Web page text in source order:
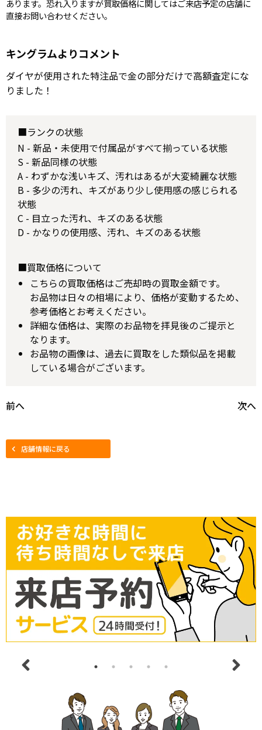
あります。恐れ入りますが買取価格に関してはご来店予定の店舗に
直接お問い合わせください。
キングラムよりコメント
ダイヤが使用された特注品で金の部分だけで高額査定にな
りました！
■ランクの状態
N - 新品・未使用で付属品がすべて揃っている状態
S - 新品同様の状態
A - わずかな浅いキズ、汚れはあるが大変綺麗な状態
B - 多少の汚れ、キズがあり少し使用感の感じられる
状態
C - 目立った汚れ、キズのある状態
D - かなりの使用感、汚れ、キズのある状態
■買取価格について
こちらの買取価格はご売却時の買取金額です。
お品物は日々の相場により、価格が変動するため、
参考価格とお考えください。
詳細な価格は、実際のお品物を拝見後のご提示と
なります。
お品物の画像は、過去に買取をした類似品を掲載
している場合がございます。
前へ 次へ
店舗情報に戻る